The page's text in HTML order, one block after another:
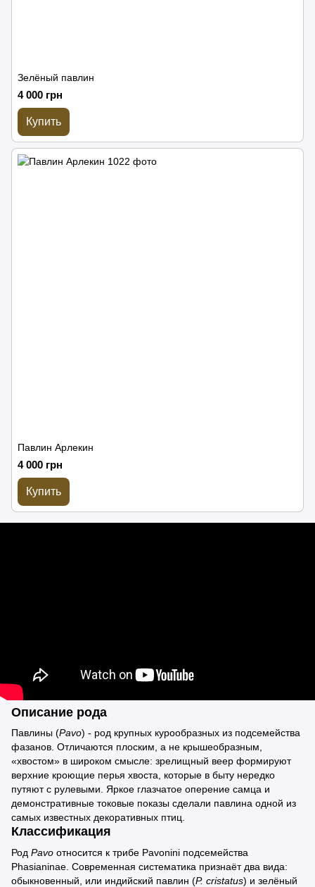
Зелёный павлин
4 000 грн
Купить
Павлин Арлекин
4 000 грн
Купить
Описание рода
Павлины (Pavo) - род крупных курообразных из подсемейства
фазанов. Отличаются плоским, а не крышеобразным,
«хвостом» в широком смысле: зрелищный веер формируют
верхние кроющие перья хвоста, которые в быту нередко
путяют с рулевыми. Яркое глазчатое оперение самца и
демонстративные токовые показы сделали павлина одной из
самых известных декоративных птиц.
Классификация
Род Pavo относится к трибе Pavonini подсемейства
Phasianinae. Современная систематика признаёт два вида:
обыкновенный, или индийский павлин (P. cristatus) и зелёный